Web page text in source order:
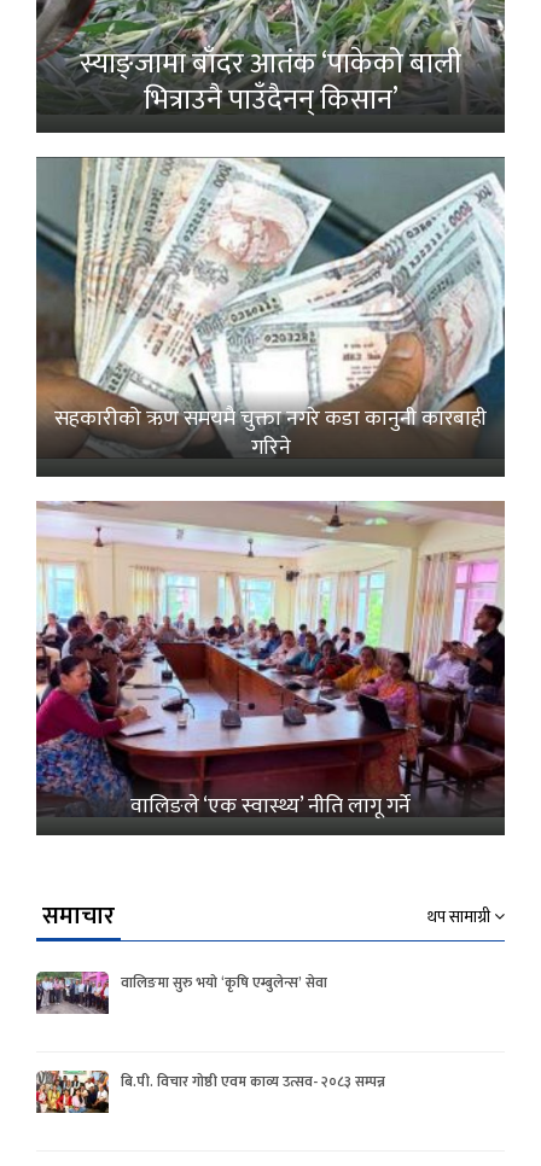
स्याङ्जामा बाँदर आतंक ‘पाकेको बाली
भित्राउनै पाउँदैनन् किसान’
सहकारीको ऋण समयमै चुक्ता नगरे कडा कानुनी कारबाही
गरिने
वालिङले ‘एक स्वास्थ्य’ नीति लागू गर्ने
समाचार थप सामाग्री
वालिङमा सुरु भयो ‘कृषि एम्बुलेन्स’ सेवा
बि.पी. विचार गोष्ठी एवम काव्य उत्सव- २०८३ सम्पन्न